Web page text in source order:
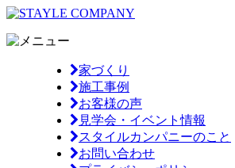
家づくり
施工事例
お客様の声
見学会・イベント情報
スタイルカンパニーのこと
お問い合わせ